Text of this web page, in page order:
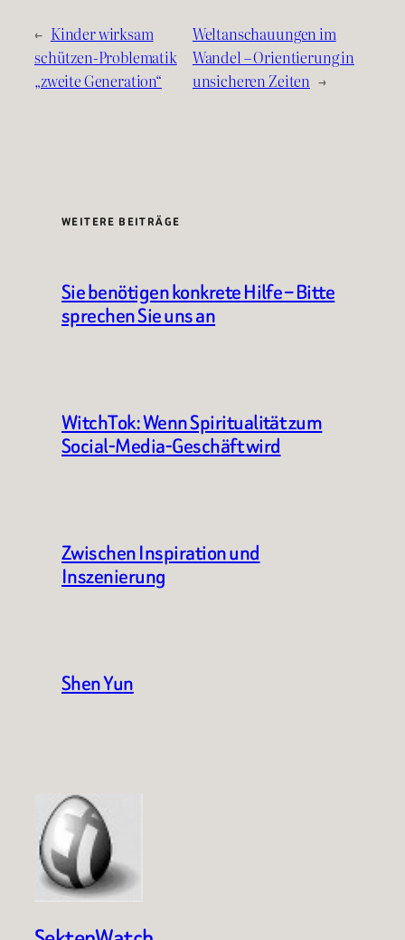
← Kinder wirksam
schützen-Problematik
„zweite Generation“
Weltanschauungen im
Wandel – Orientierung in
unsicheren Zeiten →
WEITERE BEITRÄGE
Sie benötigen konkrete Hilfe – Bitte
sprechen Sie uns an
WitchTok: Wenn Spiritualität zum
Social-Media-Geschäft wird
Zwischen Inspiration und
Inszenierung
Shen Yun